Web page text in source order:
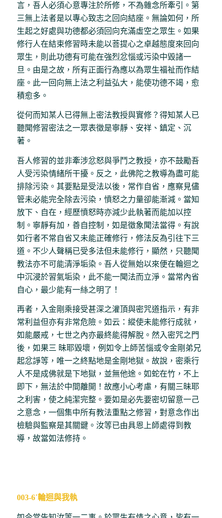
言，吾人必須心意專注於所修，不為雜念所牽引。第
三無上法者是以專心致志之回向結座。無論如何，所
生起之好處與功德都必須回向充滿虛空之眾生。如果
修行人在結束修習時未能以菩提心之卓越態度來回向
眾生，則此功德有可能在強烈忿惱或污染中毀諸一
旦。由是之故，所有正面行為應以為眾生福祉而作結
座。此一回向無上法之利益弘大，能使功德不竭，愈
積愈多。
從何而知某人已得無上密法教授與實修？得知某人已
聽聞修習密法之一眾表徵是寧靜、安祥、鎮定、沉
著。
吾人修習的並非牽涉忿怒與爭鬥之教授，亦不鼓勵吾
人受污染情緒所干擾。反之，此佛陀之教導為盡可能
排除污染。其要點是受法以後，常作自省，應察見儘
管未必能完全除去污染，憤怒之力量卻能漸減。當知
放下、自在，經歷憤怒時亦減少此執著而能加以控
制。寧靜有加，善自控制，如是徵象聞法當得。有說
如行者不常自省又未能正確修行，修法反為引往下三
道。不少人聲稱已受多法但未能修行，顯然，只聽聞
教法亦不可能清淨垢染。吾人從無始以來便在輪迴之
中沉浸於習氣垢染，此不能一聞法而立淨。當常內省
自心，最少能有一絲之明了！
再者，入金剛乘接受甚深之灌頂與密咒道指示，有非
常利益但亦有非常危險。如云：縱使未能修行成就，
如能嚴戒，七世之內亦最終能得解脫。然入密咒之門
後，如果三 昧耶毀壞，例如令上師苦惱或令金剛弟兄
起忿諍等，唯一之終點地是金剛地獄。故說，密乘行
人不是成佛就是下地獄，並無他途。如蛇在竹，不上
即下，無法於中間離開！故應小心考慮，有關三昧耶
之利害，使之純潔完整。要如是必先要密切留意一己
之意念，一個集中所有教法重點之修習，對意念作出
檢驗與監察是其關鍵。汝等已由具恩上師處得到教
導，故當如法修持。
003-6˙輪迴與我執